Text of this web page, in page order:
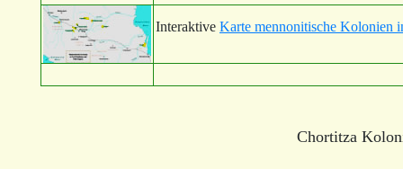
Interaktive Karte mennonitische Kolonien
Chortitza